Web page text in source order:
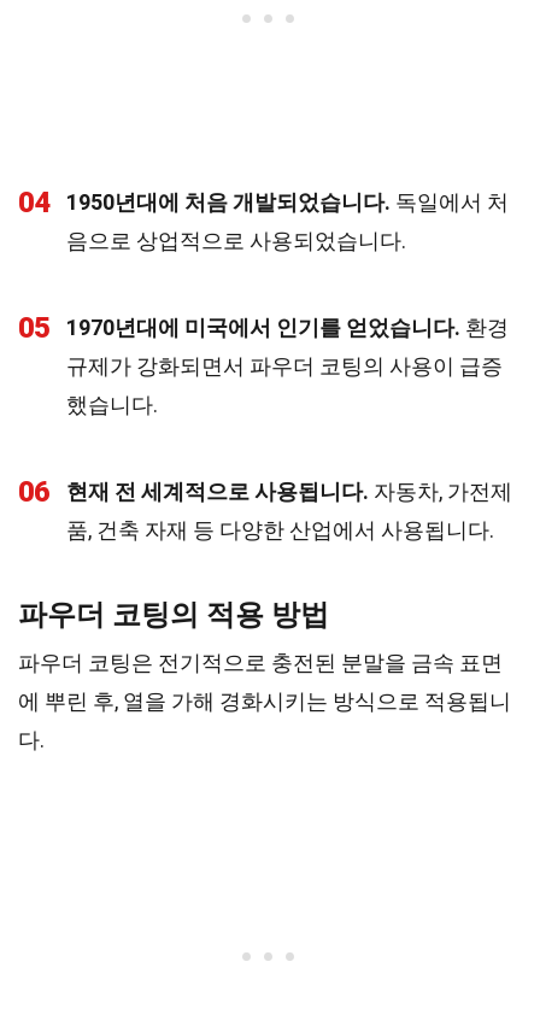
04 1950년대에 처음 개발되었습니다. 독일에서 처
음으로 상업적으로 사용되었습니다.
05 1970년대에 미국에서 인기를 얻었습니다. 환경
규제가 강화되면서 파우더 코팅의 사용이 급증
했습니다.
06 현재 전 세계적으로 사용됩니다. 자동차, 가전제
품, 건축 자재 등 다양한 산업에서 사용됩니다.
파우더 코팅의 적용 방법
파우더 코팅은 전기적으로 충전된 분말을 금속 표면
에 뿌린 후, 열을 가해 경화시키는 방식으로 적용됩니
다.